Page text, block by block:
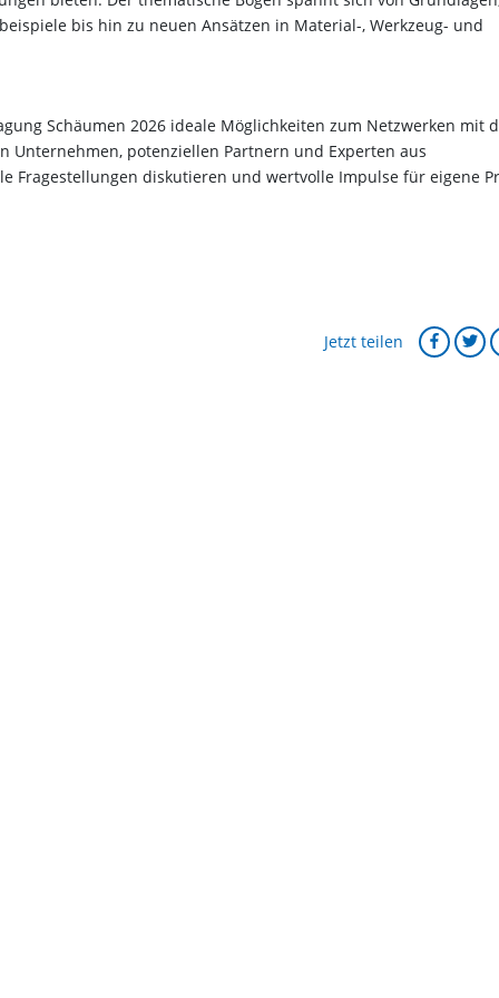
bis hin zu neuen Ansätzen in Material-, Werkzeug- und
Schäumen 2026 ideale Möglichkeiten zum Netzwerken mit
Unternehmen, potenziellen Partnern und Experten aus
Fragestellungen diskutieren und wertvolle Impulse für eigene
Jetzt teilen